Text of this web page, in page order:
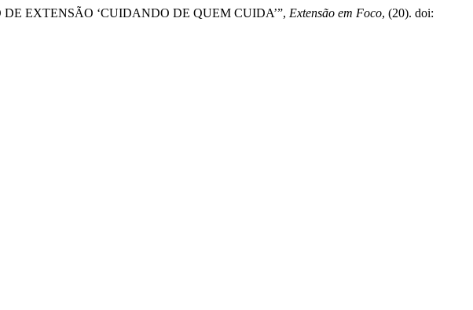
EXTENSÃO ‘CUIDANDO DE QUEM CUIDA’”, Extensão em Foco, (20). doi: